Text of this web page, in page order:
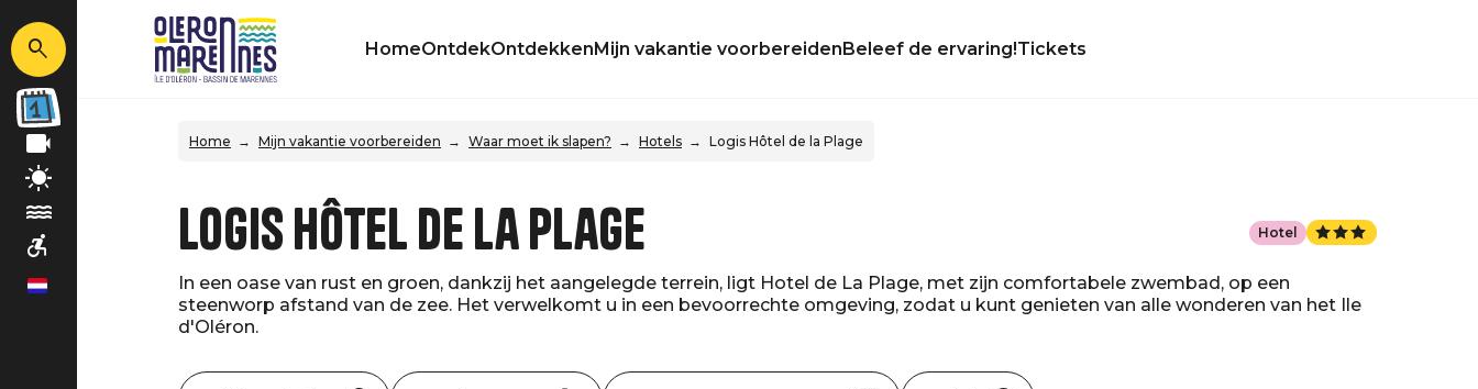
nl
HomeOntdekOntdekkenMijn vakantie voorbereidenBeleef de ervaring!Tickets
Home Mijn vakantie voorbereiden Waar moet ik slapen? Hotels Logis Hôtel de la Plage
Logis Hôtel de la Plage
In een oase van rust en groen, dankzij het aangelegde terrein, ligt Hotel de La Plage, met zijn comfortabele zwembad, op een
steenworp afstand van de zee. Het verwelkomt u in een bevoorrechte omgeving, zodat u kunt genieten van alle wonderen van het Ile
d'Oléron.
Hotel